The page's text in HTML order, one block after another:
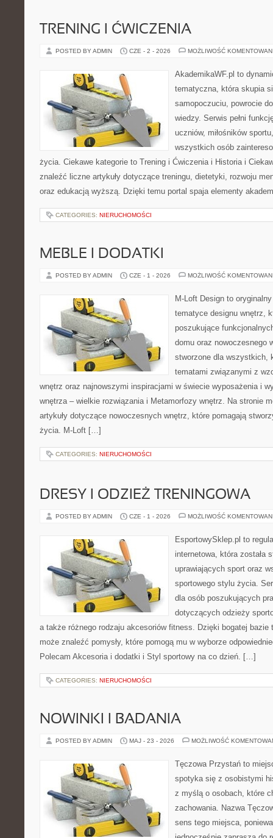
TRENING I ĆWICZENIA
POSTED BY ADMIN CZE - 2 - 2026 MOŻLIWOŚĆ
AkademikaWF.pl to
tematyczna, która skupia
samopoczuciu, powrocie
wiedzy. Serwis pełni
uczniów, miłośników
wszystkich osób
życia. Ciekawe kategorie to Trening i Ćwiczenia i Historia i
znaleźć liczne artykuły dotyczące treningu, dietetyki, rozwoju
oraz edukacją wyższą. Dzięki temu portal spaja elementy
CATEGORIES: NIERUCHOMOŚCI
MEBLE I DODATKI
POSTED BY ADMIN CZE - 1 - 2026 MOŻLIWOŚĆ
M-Loft Design to
tematyce designu wnętrz,
poszukujące
domu oraz nowoczesnego
stworzone dla wszystkich,
tematami związanymi z
wnętrz oraz najnowszymi inspiracjami w świecie wyposażenia i
wnętrza – wielkie rozwiązania i Metamorfozy wnętrz. Na stronie
artykuły dotyczące nowoczesnych wnętrz, które pomagają
życia. M-Loft […]
CATEGORIES: NIERUCHOMOŚCI
DRESY I ODZIEŻ TRENINGOWA
POSTED BY ADMIN CZE - 1 - 2026 MOŻLIWOŚĆ
EsportowySklep.pl to
internetowa, która została
uprawiających sport oraz
sportowego stylu życia.
dla osób poszukujących
dotyczących odzieży
a także różnego rodzaju akcesoriów fitness. Dzięki bogatej
może znaleźć pomysły, które pomogą mu w wyborze
Polecam Akcesoria i dodatki i Styl sportowy na co dzień. […]
CATEGORIES: NIERUCHOMOŚCI
NOWINKI I BADANIA
POSTED BY ADMIN MAJ - 23 - 2026 MOŻLIWOŚĆ
Tęczowa Przystań to
spotyka się z osobistymi
z myślą o osobach, które
zachowania. Nazwa
sens tego miejsca,